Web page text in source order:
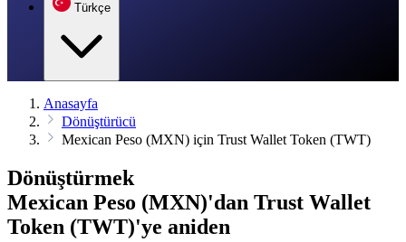
Türkçe
Anasayfa
Dönüştürücü
Mexican Peso (MXN) için Trust Wallet Token (TWT)
Dönüştürmek
Mexican Peso (MXN)'dan Trust Wallet
Token (TWT)'ye aniden